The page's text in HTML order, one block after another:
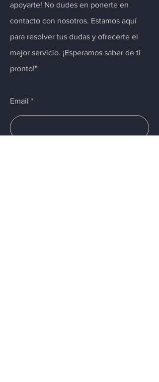
apoyarte! No dudes en ponerte en
contacto con nosotros. Estamos aquí
para resolver tus dudas y ofrecerte el
mejor servicio. ¡Esperamos saber de ti
pronto!"
Email